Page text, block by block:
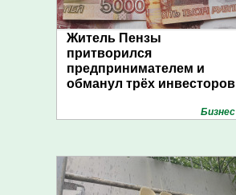
Житель Пензы
притворился
предпринимателем и
обманул трёх инвесторов
Бизнес